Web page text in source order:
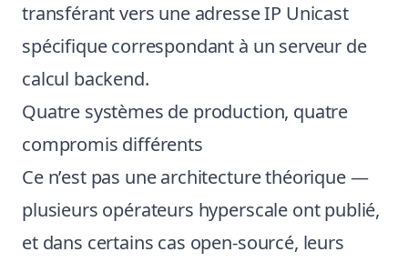
transférant vers une adresse IP Unicast
spécifique correspondant à un serveur de
calcul backend.
Quatre systèmes de production, quatre
compromis différents
Ce n’est pas une architecture théorique —
plusieurs opérateurs hyperscale ont publié,
et dans certains cas open-sourcé, leurs